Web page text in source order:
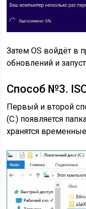
Затем OS войдёт в
обновлений и
Способ №3.
Первый и второй
(C:) появляется
хранятся